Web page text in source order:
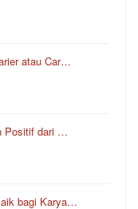
atau Car…
Positif dari …
bagi Karya…